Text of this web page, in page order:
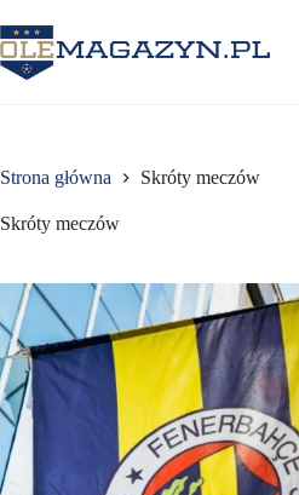
do
treści
Strona główna Skróty meczów
Skróty meczów